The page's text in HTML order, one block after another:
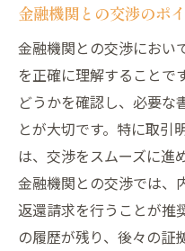
金融機関との交渉のポ
金融機関との交渉におい
を正確に理解することで
どうかを確認し、必要な
とが大切です。特に取引
は、交渉をスムーズに進
金融機関との交渉では、
返還請求を行うことが推
の履歴が残り、後々の証